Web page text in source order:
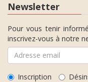
Newsletter
Pour vous tenir
inscrivez-vous à notre
Inscription